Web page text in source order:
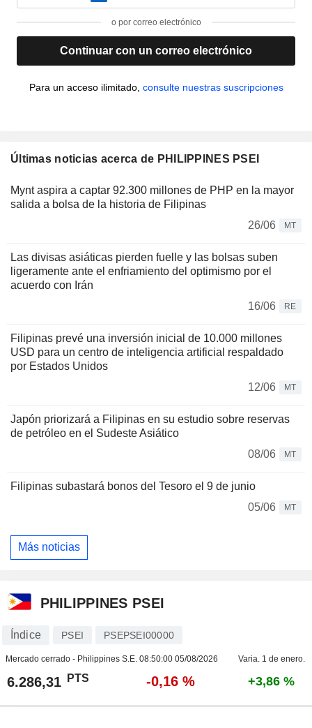
o por correo electrónico
Continuar con un correo electrónico
Para un acceso ilimitado, consulte nuestras suscripciones
Últimas noticias acerca de PHILIPPINES PSEI
Mynt aspira a captar 92.300 millones de PHP en la mayor
salida a bolsa de la historia de Filipinas
26/06
MT
Las divisas asiáticas pierden fuelle y las bolsas suben
ligeramente ante el enfriamiento del optimismo por el
acuerdo con Irán
16/06
RE
Filipinas prevé una inversión inicial de 10.000 millones
USD para un centro de inteligencia artificial respaldado
por Estados Unidos
12/06
MT
Japón priorizará a Filipinas en su estudio sobre reservas
de petróleo en el Sudeste Asiático
08/06
MT
Filipinas subastará bonos del Tesoro el 9 de junio
05/06
MT
Más noticias
PHILIPPINES PSEI
Índice PSEI PSEPSEI00000
Mercado cerrado - Philippines S.E. 08:50:00 05/08/2026 Varia. 1 de enero.
6.286,31 PTS -0,16 % +3,86 %